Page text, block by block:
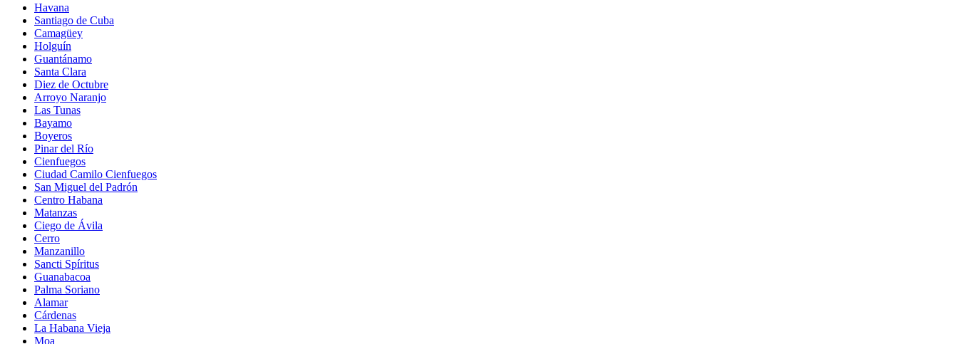
Havana
Santiago de Cuba
Camagüey
Holguín
Guantánamo
Santa Clara
Diez de Octubre
Arroyo Naranjo
Las Tunas
Bayamo
Boyeros
Pinar del Río
Cienfuegos
Ciudad Camilo Cienfuegos
San Miguel del Padrón
Centro Habana
Matanzas
Ciego de Ávila
Cerro
Manzanillo
Sancti Spíritus
Guanabacoa
Palma Soriano
Alamar
Cárdenas
La Habana Vieja
Moa